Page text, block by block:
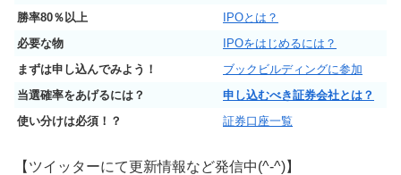
勝率80％以上
IPOとは？
必要な物
IPOをはじめるには？
まずは申し込んでみよう！
ブックビルディングに参加
当選確率をあげるには？
申し込むべき証券会社とは？
使い分けは必須！？
証券口座一覧
【ツイッターにて更新情報など発信中(^-^)】